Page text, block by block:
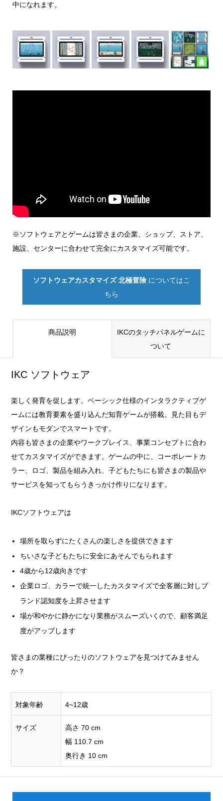
中になれます。
※ソフトウェアとゲームは皆さまの企業、ショップ、ストア、
施設、センターに合わせて完全にカスタマイズ可能です。
ソフトウェアカスタマイズ 北極冒険についてはこ
ちら
商品説明
IKCのタッチパネルゲームに
ついて
IKC ソフトウェア
楽しく発育を促します。ベーシック仕様のインタラクティブゲ
ームには教育要素を盛り込んだ知育ゲームが搭載。見た目もデ
ザインもモダンでスマートです。
内容も皆さまの企業やワークプレイス、事業コンセプトに合わ
せてカスタマイズができます。ゲームの中に、コーポレートカ
ラー、ロゴ、製品を組み入れ、子どもたちにも皆さまの製品や
サービスを知ってもらうきっかけ作りになります。
IKCソフトウェアは
場所を取らずにたくさんの楽しさを提供できます
ちいさな子どもたちに安全にあそんでもられます
4歳から12歳向きです
企業ロゴ、カラーで統一したカスタマイズで全客層に対しブ
ランド認知度を上昇させます
場が和やかに静かになり業務がスムーズいくので、顧客満足
度がアップします
皆さまの業種にぴったりのソフトウェアを見つけてみません
か？
対象年齢 4~12歳
サイズ
高さ 70 cm
幅 110.7 cm
奥行き 10 cm